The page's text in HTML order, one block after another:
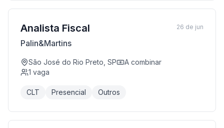
Analista Fiscal
Palin&Martins
São José do Rio Preto, SP
A combinar
1 vaga
CLT Presencial Outros
26 de jun